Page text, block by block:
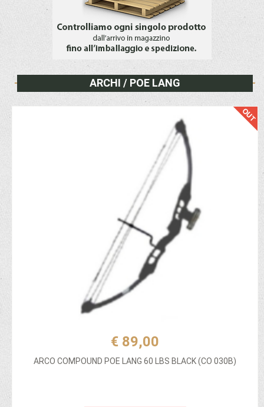
ARCHI / POE LANG
€ 89,00
ARCO COMPOUND POE LANG 60 LBS BLACK (CO 030B)